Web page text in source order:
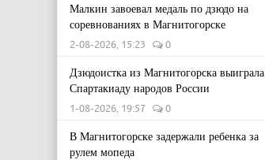
Малкин завоевал медаль по дзюдо на
соревнованиях в Магнитогорске
2-08-2026, 15:23 0
Дзюдоистка из Магнитогорска выиграла
Спартакиаду народов России
1-08-2026, 19:57 0
В Магнитогорске задержали ребенка за
рулем мопеда